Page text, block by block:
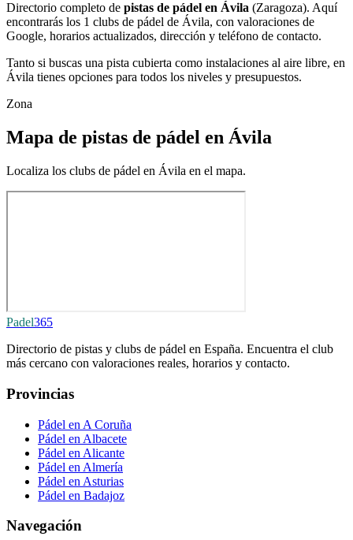
Directorio completo de pistas de pádel en Ávila‎ (Zaragoza). Aquí
encontrarás los 1 clubs de pádel de Ávila‎, con valoraciones de
Google, horarios actualizados, dirección y teléfono de contacto.
Tanto si buscas una pista cubierta como instalaciones al aire libre, en
Ávila‎ tienes opciones para todos los niveles y presupuestos.
Zona
Mapa de pistas de pádel en Ávila‎
Localiza los clubs de pádel en Ávila‎ en el mapa.
Padel365
Directorio de pistas y clubs de pádel en España. Encuentra el club
más cercano con valoraciones reales, horarios y contacto.
Provincias
Pádel en A Coruña
Pádel en Albacete
Pádel en Alicante
Pádel en Almería
Pádel en Asturias
Pádel en Badajoz
Navegación